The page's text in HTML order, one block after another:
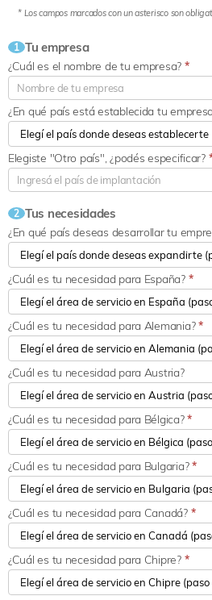
* Los campos marcados con un asterisco son
1 Tu empresa
¿Cuál es el nombre de tu empresa? *
¿En qué país está establecida tu
Elegiste "Otro país", ¿podés especificar?
2 Tus necesidades
¿En qué país deseas desarrollar tu
¿Cuál es tu necesidad para España? *
¿Cuál es tu necesidad para Alemania?*
¿Cuál es tu necesidad para Austria?
¿Cuál es tu necesidad para Bélgica?*
¿Cuál es tu necesidad para Bulgaria?*
¿Cuál es tu necesidad para Canadá? *
¿Cuál es tu necesidad para Chipre? *